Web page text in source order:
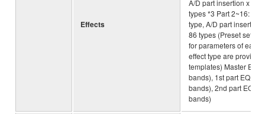
Effects
A/D part insertion x 86
types *3 Part 2~16: 91
type, A/D part insertion
86 types (Preset
for parameters of each
effect type are
templates) Master EQ
bands), 1st part EQ (3
bands), 2nd part EQ (2
bands)